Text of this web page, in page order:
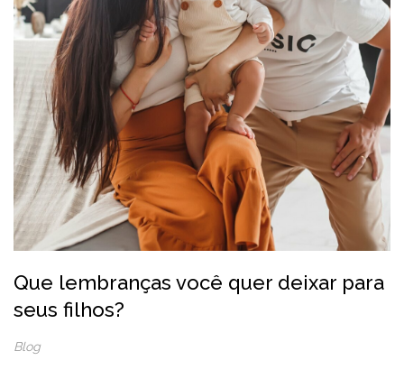
Que lembranças você quer deixar para
seus filhos?
Blog